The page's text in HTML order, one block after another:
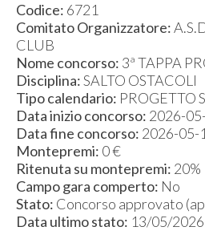
Codice: 6721
Comitato Organizzatore:
CLUB
Nome concorso: 3ª TAPPA
Disciplina:SALTO OSTACOLI
Tipo calendario: PROGETTO
Data inizio concorso: 2026-
Data fine concorso: 2026-05-
Montepremi: 0 €
Ritenuta su montepremi: 20%
Campo gara comperto: No
Stato: Concorso approvato
Data ultimo stato: 13/05/2026